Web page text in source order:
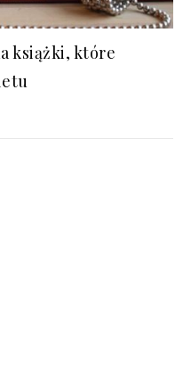
książki, które